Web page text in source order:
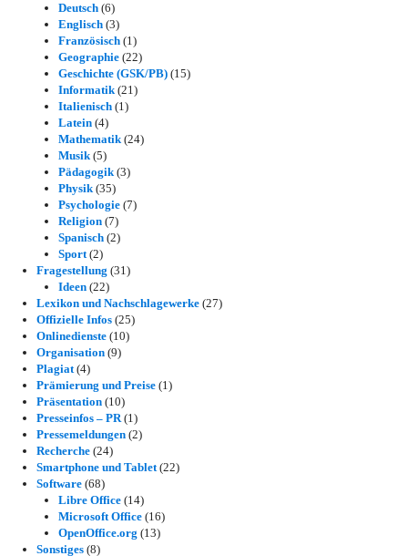
Deutsch (6)
Englisch (3)
Französisch (1)
Geographie (22)
Geschichte (GSK/PB) (15)
Informatik(21)
Italienisch (1)
Latein (4)
Mathematik(24)
Musik(5)
Pädagogik(3)
Physik(35)
Psychologie (7)
Religion (7)
Spanisch (2)
Sport(2)
Fragestellung (31)
Ideen (22)
Lexikon und Nachschlagewerke (27)
Offizielle Infos (25)
Onlinedienste (10)
Organisation (9)
Plagiat(4)
Prämierung und Preise (1)
Präsentation (10)
Presseinfos – PR(1)
Pressemeldungen (2)
Recherche (24)
Smartphone und Tablet(22)
Software (68)
Libre Office (14)
Microsoft Office (16)
OpenOffice.org (13)
Sonstiges (8)